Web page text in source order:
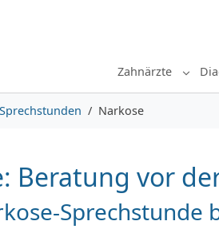
Zahnärzte
Sprechstunden Narkose
Beratung vor
Sprechstunde